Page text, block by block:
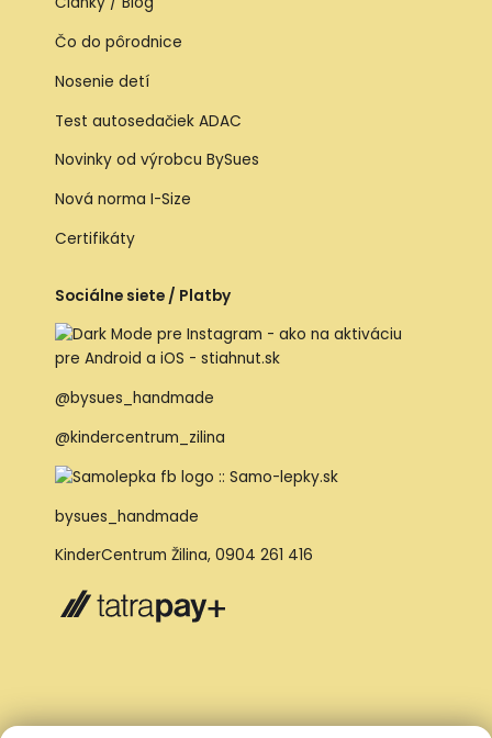
Čo do pôrodnice
Nosenie detí
Test autosedačiek ADAC
Novinky od výrobcu BySues
Nová norma I-Size
Certifikáty
Sociálne siete / Platby
@bysues_handmade
@kindercentrum_zilina
bysues_handmade
KinderCentrum Žilina, 0904 261 416